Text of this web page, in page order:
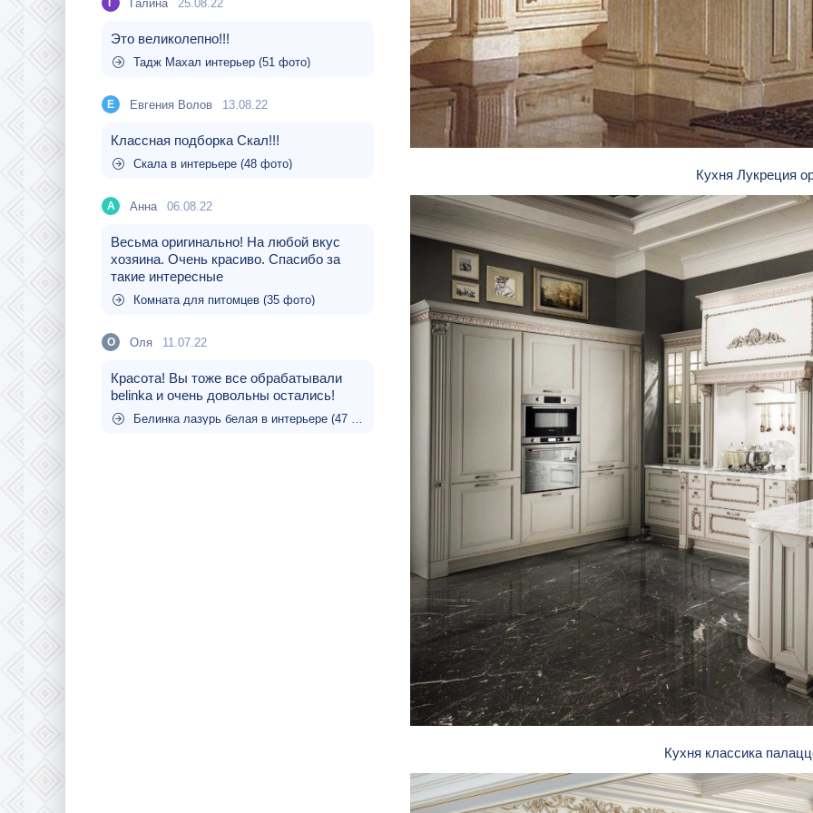
Галина 25.08.22
Это великолепно!!!
Тадж Махал интерьер (51 фото)
Е Евгения Волов 13.08.22
Классная подборка Скал!!!
Скала в интерьере (48 фото)
A Aнна 06.08.22
Весьма оригинально! На любой вкус
хозяина. Очень красиво. Спасибо за
такие интересные
Комната для питомцев (35 фото)
О Оля 11.07.22
Красота! Вы тоже все обрабатывали
belinka и очень довольны остались!
Белинка лазурь белая в интерьере (47 фото)
Кухня Лукреция
Кухня классика